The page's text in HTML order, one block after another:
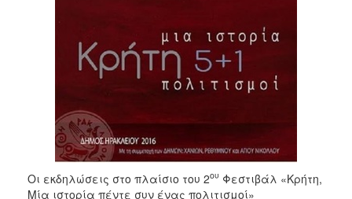
Οι εκδηλώσεις στο πλαίσιο του 2ου Φεστιβάλ «Κρήτη,
Μία ιστορία πέντε συν ένας πολιτισμοί»